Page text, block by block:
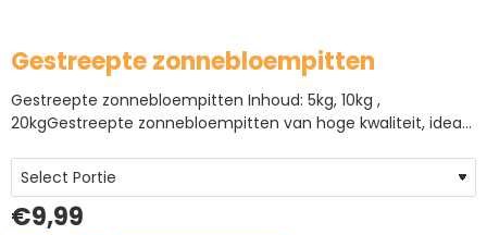
Gestreepte zonnebloempitten
Gestreepte zonnebloempitten Inhoud: 5kg, 10kg ,
20kgGestreepte zonnebloempitten van hoge kwaliteit, ideaal
aan energie en natuurlijke voedingsstoffen. Geschikt voor
knaagdieren, paarden, pluimvee, papegaaien, volièrevogels
en tuinvogel..
€9,99